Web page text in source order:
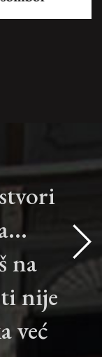
na
nije
već